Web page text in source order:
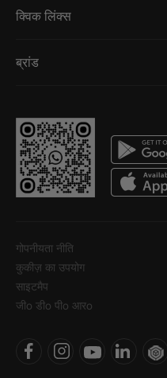
क्विक लिंक्स
ब्रांड
गोपनीयता नीति
कुकीज़ का उपयोग
साइटमैप
जीo डीo पीo आरo